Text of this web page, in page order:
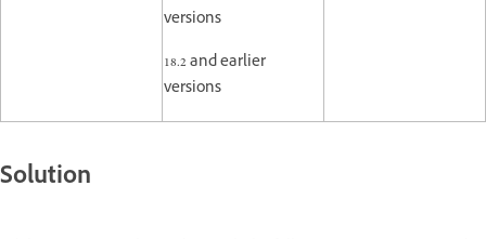
versions
18.2 and earlier
versions
Solution